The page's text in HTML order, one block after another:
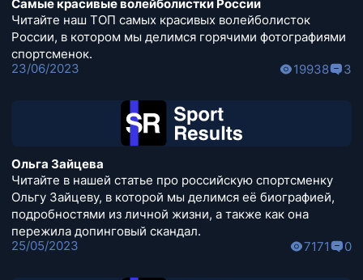
Самые красивые волейболистки России
Читайте наш ТОП самых красивых волейболисток
России, в котором мы делимся горячими фотографиями
спортсменок.
23/06/2023
19938 3
Ольга Зайцева
Читайте в нашей статье про российскую спортсменку
Ольгу Зайцеву, в которой мы делимся её биографией,
подробностями из личной жизни, а также как она
пережила допинговый скандал.
25/05/2023
7171 0